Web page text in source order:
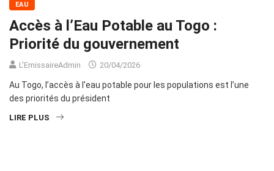
EAU
Accès à l’Eau Potable au Togo :
Priorité du gouvernement
L'EmissaireAdmin 20/04/2026
Au Togo, l’accès à l’eau potable pour les populations est l’une
des priorités du président
LIRE PLUS